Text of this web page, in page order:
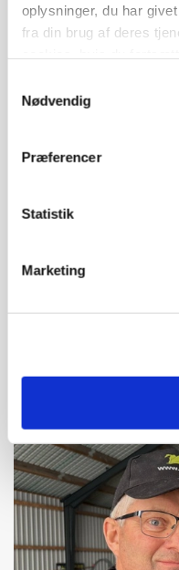
oplysninger, du har
fra din brug af deres
Nødvendig
Præferencer
Statistik
Marketing
store besparelser
Russisk mælkepris